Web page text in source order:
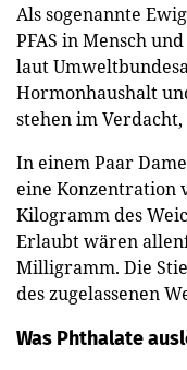
Als sogenannte
PFAS in Mensch
laut
Hormonhaushalt
stehen im
In einem Paar
eine Konzentration
Kilogramm des
Erlaubt wären
Milligramm. Die
des zugelassenen
Was Phthalate